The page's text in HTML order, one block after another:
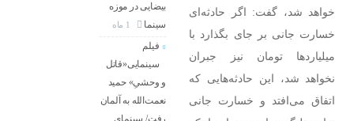
خواهد شد، گفت: اگر حادثه‌ای
خسارت جانی بر جای بگذارد با
میلیارد‌ها تومان نیز جبران
نخواهد شد، این حادثه‌هایی که
اتفاق می‌افتد و خسارت جانی
بیضایی در موزه
سینما
فیلم
سینمایی«قاتل
و وحشیِ» حمید
نعمت‌الله به آلمان
رفت/ سینمای